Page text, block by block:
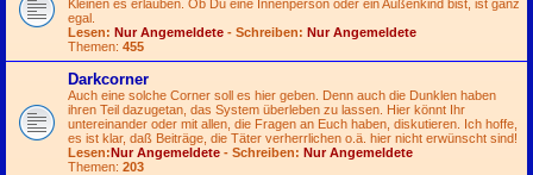
Kleinen es erlauben. Ob Du eine Innenperson oder ein Außenkind bist, ist ganz
egal.
Lesen: Nur Angemeldete - Schreiben: Nur Angemeldete
Themen: 455
Darkcorner
Auch eine solche Corner soll es hier geben. Denn auch die Dunklen haben
ihren Teil dazugetan, das System überleben zu lassen. Hier könnt Ihr
untereinander oder mit allen, die Fragen an Euch haben, diskutieren. Ich hoffe,
es ist klar, daß Beiträge, die Täter verherrlichen o.ä. hier nicht erwünscht sind!
Lesen:Nur Angemeldete - Schreiben: Nur Angemeldete
Themen: 203